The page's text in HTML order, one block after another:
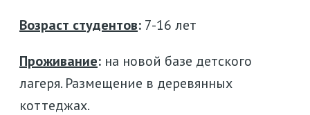
Возраст студентов: 7-16 лет
Проживание: на новой базе детского
лагеря. Размещение в деревянных
коттеджах.